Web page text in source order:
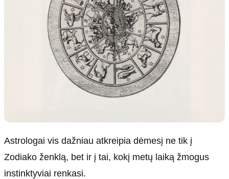
Redakcinė politika
Dirbtinis intelektas
Astrologai vis dažniau atkreipia dėmesį ne tik į
Zodiako ženklą, bet ir į tai, kokį metų laiką žmogus
instinktyviai renkasi.